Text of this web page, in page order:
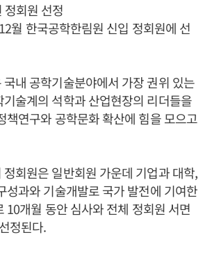
회원 선정
월 한국공학한림원 신입 정회원에 선
내 공학기술분야에서 가장 권위 있는
술계의 석학과 산업현장의 리더들을
책연구와 공학문화 확산에 힘을 모으고
회원은 일반회원 가운데 기업과 대학,
성과와 기술개발로 국가 발전에 기여한
10개월 동안 심사와 전체 정회원 서면
정된다.